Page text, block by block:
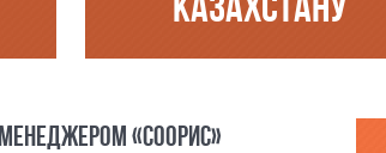
«СООРИС»